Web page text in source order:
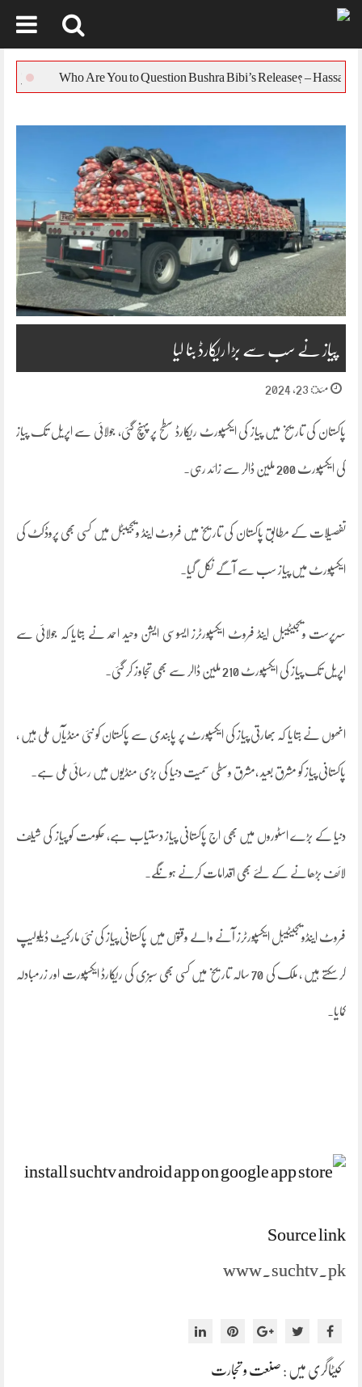
content
یورپی یونین کا
پیاز نے سب سے بڑا ریکارڈ بنا لیا
مئ 23, 2024
پاکستان کی تاریخ میں پیاز کی ایکسپورٹ ریکارڈ سطح پر پہنچ گئی، جولائی سے اپریل تک پیاز
کی ایکسپورٹ 200 ملین ڈالر سے زائد رہی۔
تفصیلات کے مطابق پاکستان کی تاریخ میں فروٹ اینڈ ویجیبٹل میں کسی بھی پروڈکٹ کی
ایکسپورٹ میں پیاز سب سے آگے نکل گیا.
سرپرست ویجیٹیبل اینڈ فروٹ ایکسپورٹرز ایسوسی ایشن وحید احمد نے بتایا کہ جولائی سے
اپریل تک پیاز کی ایکسپورٹ 210 ملین ڈالر سے بھی تجاوز کر گئی۔
انھوں نے بتایا کہ بھارتی پیاز کی ایکسپورٹ پر پابندی سے پاکستان کو نئی منڈیآں ملی ہیں ،
پاکستانی پیاز کو مشرق بعید ،مشرق وسطی سمیت دنیا کی بڑی منڈیوں میں رسائی ملی ہے۔
دنیا کے بڑے اسٹوروں میں بھی اج پاکستانی پیاز دستیاب ہے، حکومت کو پیاز کی شیلف
لائف بڑھانے کے لئے بھی اقدامات کرنے ہونگے۔
فروٹ اینڈویجیٹیبل ایکسپورٹرز آنے والے وقتوں میں پاکستانی پیاز کی نئی مارکیٹ ڈیلولیپ
کر سکتے ہیں ، ملک کی 70 سالہ تاریخ میں کسی بھی سبزی کی ریکارڈ ایکسپورت اور زرمبادلہ
کمایا۔
Source link
www.suchtv.pk
کیٹاگری میں : صنعت و تجارت